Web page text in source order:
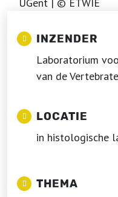
INZENDER
Laboratorium
van de
LOCATIE
in histologische
THEMA